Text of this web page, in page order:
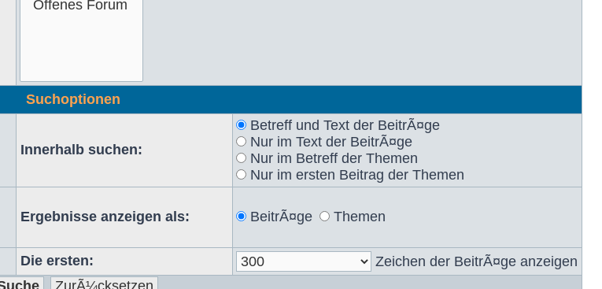
Suchoptionen
Innerhalb suchen:
Betreff und Text der BeitrÃ¤ge
Nur im Text der BeitrÃ¤ge
Nur im Betreff der Themen
Nur im ersten Beitrag der Themen
Ergebnisse anzeigen als: BeitrÃ¤ge Themen
Die ersten: Zeichen der BeitrÃ¤ge anzeigen